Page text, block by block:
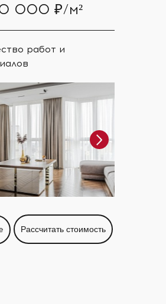
000 ₽/м²
работ и
Рассчитать стоимость